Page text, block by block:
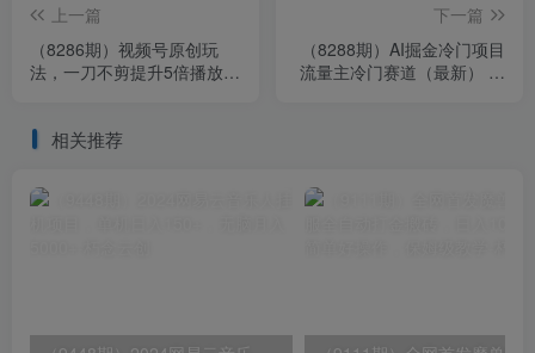
上一篇
（8286期）视频号原创玩
法，一刀不剪提升5倍播放
下一篇
（8288期）AI掘金冷门项目
流量主冷门赛道（最新） 举
相关推荐